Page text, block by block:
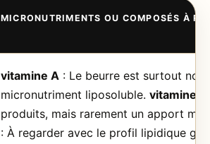
MICRONUTRIMENTS OU COMPOSÉS À
vitamine A : Le beurre est surtout
micronutriment liposoluble. vitamine D
produits, mais rarement un apport
: À regarder avec le profil lipidique